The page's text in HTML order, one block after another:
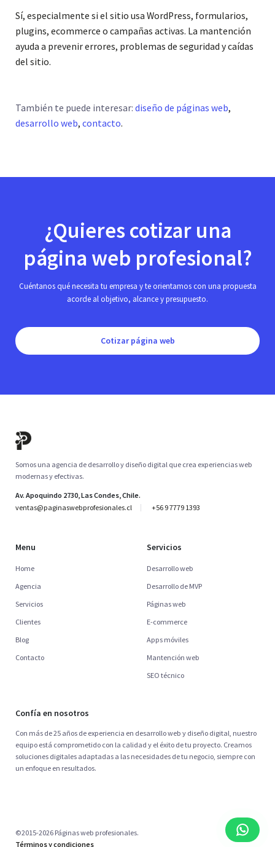
Sí, especialmente si el sitio usa WordPress, formularios,
plugins, ecommerce o campañas activas. La mantención
ayuda a prevenir errores, problemas de seguridad y caídas
del sitio.
También te puede interesar: diseño de páginas web,
desarrollo web, contacto.
¿Quieres cotizar una
página web profesional?
Cuéntanos qué necesita tu empresa y te orientamos con una propuesta
acorde al objetivo, alcance y presupuesto.
Cotizar página web
Somos una agencia de desarrollo y diseño digital que crea experiencias web
modernas y efectivas.
Av. Apoquindo 2730, Las Condes, Chile.
ventas@paginaswebprofesionales.cl
+56 9 7779 1393
Menu
Home
Agencia
Servicios
Clientes
Blog
Contacto
Servicios
Desarrollo web
Desarrollo de MVP
Páginas web
E-commerce
Apps móviles
Mantención web
SEO técnico
Confía en nosotros
Con más de 25 años de experiencia en desarrollo web y diseño digital, nuestro
equipo está comprometido con la calidad y el éxito de tu proyecto. Creamos
soluciones digitales adaptadas a las necesidades de tu negocio, siempre con
un enfoque en resultados.
©2015-2026 Páginas web profesionales.
Términos y condiciones